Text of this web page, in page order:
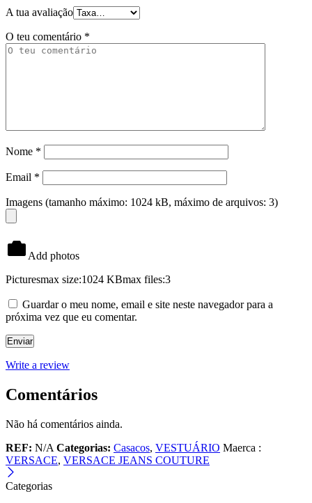
A tua avaliação
O teu comentário *
Nome *
Email *
Imagens (tamanho máximo: 1024 kB, máximo de arquivos: 3)
Add photos
Picturesmax size:1024 KBmax files:3
Guardar o meu nome, email e site neste navegador para a
próxima vez que eu comentar.
Write a review
Comentários
Não há comentários ainda.
REF: N/A Categorias: Casacos, VESTUÁRIO Maerca :
VERSACE, VERSACE JEANS COUTURE
Categorias